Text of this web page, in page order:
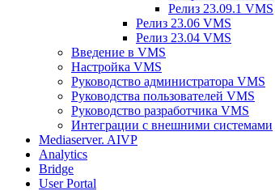
Релиз 23.09.1 VMS
Релиз 23.06 VMS
Релиз 23.04 VMS
Введение в VMS
Настройка VMS
Руководство администратора VMS
Руководства пользователей VMS
Руководство разработчика VMS
Интеграции с внешними системами
Mediaserver. AIVP
Analytics
Bridge
User Portal